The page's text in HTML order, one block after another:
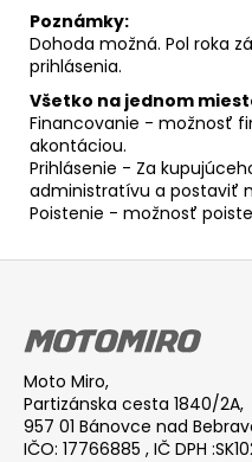
Poznámky:
Dohoda možná. Pol roka
prihlásenia.
Všetko na jednom
Financovanie - možnosť
akontáciou.
Prihlásenie - Za
administratívu a postaviť
Poistenie - možnosť
Moto Miro,
Partizánska cesta 1840/2A,
957 01 Bánovce nad
IČO: 17766885 , IČ DPH